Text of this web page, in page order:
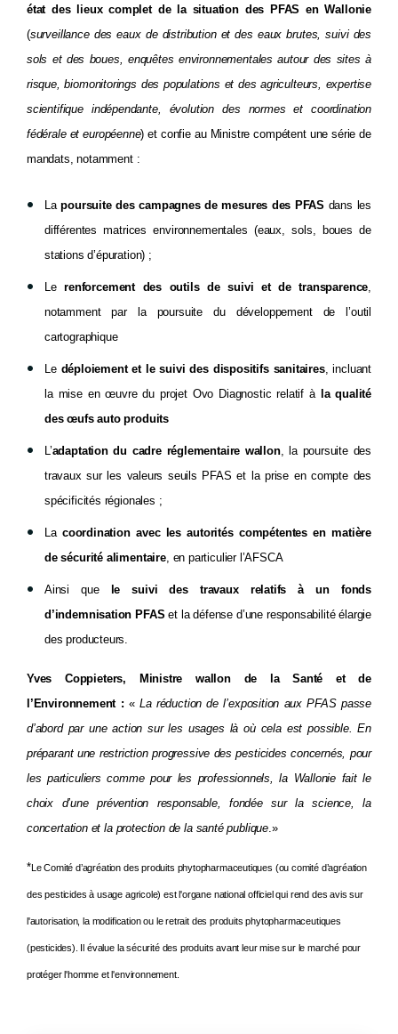
état des lieux complet de la situation des PFAS en Wallonie
(surveillance des eaux de distribution et des eaux brutes, suivi des
sols et des boues, enquêtes environnementales autour des sites à
risque, biomonitorings des populations et des agriculteurs, expertise
scientifique indépendante, évolution des normes et coordination
fédérale et européenne) et confie au Ministre compétent une série de
mandats, notamment :
Lapoursuite des campagnes de mesures des PFAS dans les
différentes matrices environnementales (eaux, sols, boues de
stations d’épuration) ;
Lerenforcement des outils de suivi et de transparence
notamment par la poursuite du développement de l’outil
cartographique
Le déploiement et le suivi des dispositifs sanitaires, incluant
la mise en œuvre du projet Ovo Diagnostic relatif à la qualité
des œufs auto produits
L’adaptation du cadre réglementaire wallon, la poursuite des
travaux sur les valeurs seuils PFAS et la prise en compte des
spécificités régionales ;
La coordination avec les autorités compétentes en matière
de sécurité alimentaire, en particulier l’AFSCA
Ainsi que le suivi des travaux relatifs à un fonds
d’indemnisation PFAS et la défense d’une responsabilité élargie
des producteurs.
Yves Coppieters, Ministre wallon de la Santé et de
l’Environnement : « La réduction de l’exposition aux PFAS passe
d’abord par une action sur les usages là où cela est possible. En
préparant une restriction progressive des pesticides concernés, pour
les particuliers comme pour les professionnels, la Wallonie fait le
choix d’une prévention responsable, fondée sur la science, la
concertation et la protection de la santé publique .»
*Le Comité d’agréation des produits phytopharmaceutiques (ou comité d’agréation
des pesticides à usage agricole) est l'organe national officiel qui rend des avis sur
l'autorisation, la modification ou le retrait des produits phytopharmaceutiques
(pesticides). Il évalue la sécurité des produits avant leur mise sur le marché pour
protéger l'homme et l'environnement.